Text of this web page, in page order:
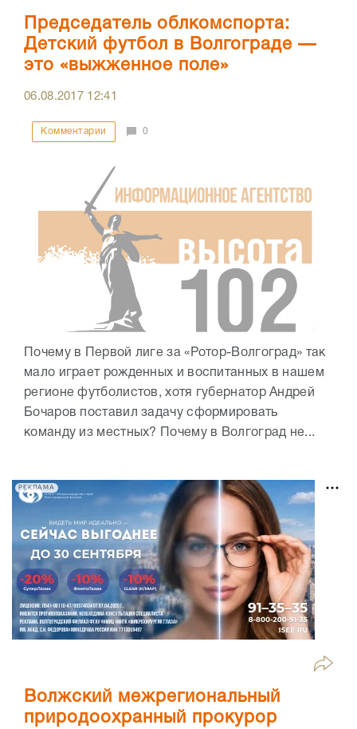
Председатель облкомспорта:
Детский футбол в Волгограде —
это «выжженное поле»
06.08.2017 12:41
Комментарии 0
Почему в Первой лиге за «Ротор-Волгоград» так
мало играет рожденных и воспитанных в нашем
регионе футболистов, хотя губернатор Андрей
Бочаров поставил задачу сформировать
команду из местных? Почему в Волгоград не...
РЕКЛАМА
Волжский межрегиональный
природоохранный прокурор